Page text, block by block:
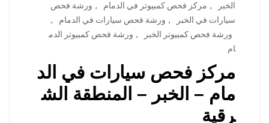
الخبر
, مركز فحص كمبيوتر في الدمام , ورشة فحص
سيارات في الخبر
, ورشة فحص سيارات في الدمام
,
ورشة فحص كمبيوتر الخبر
, ورشة فحص كمبيوتر الدم
ام
مركز فحص سيارات في الد
مام – الخبر – المنطقة الش
رقية